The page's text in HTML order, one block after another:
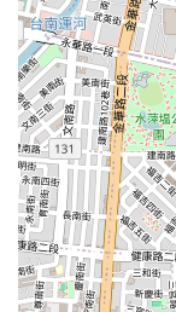
40 年以上
售價